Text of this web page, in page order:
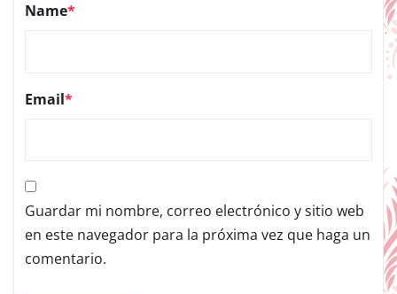
Name*
Email*
Guardar mi nombre, correo electrónico y sitio web
en este navegador para la próxima vez que haga un
comentario.